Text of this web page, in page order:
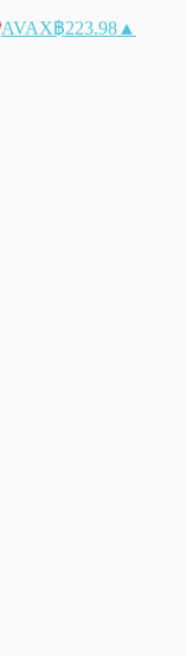
AVAX฿223.98 ▲